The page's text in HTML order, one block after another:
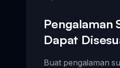
Pengalaman
Dapat
Buat pengalaman